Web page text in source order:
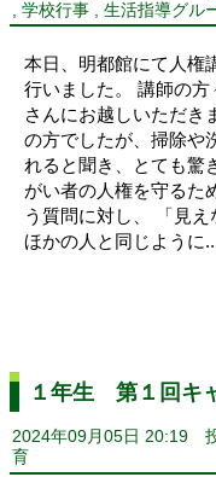
学校行事 生活指導グル
本日、明都館にて人権
行いました。 講師の
さんにお越しいただき
の方でしたが、掃除や
れると聞き、とても驚
がい者の人権を守るた
う質問に対し、 「見え
ほかの人と同じように
１年生 第１回キ
2024年09月05日 20:19
育